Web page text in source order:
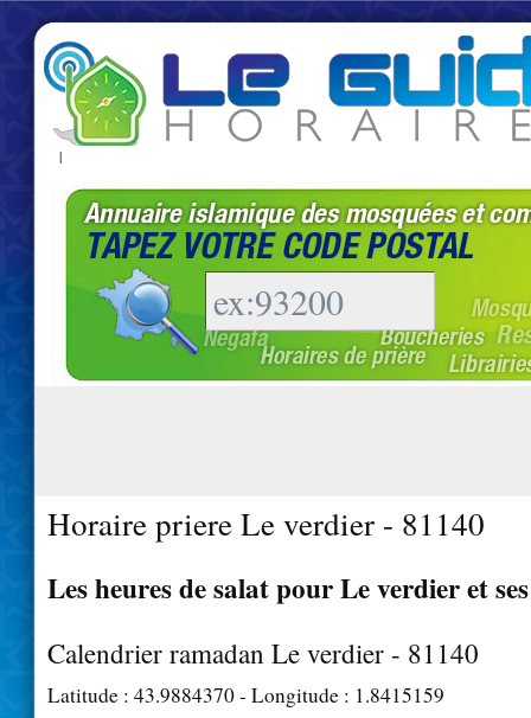
|
Horaire priere Le verdier - 81140
Les heures de salat pour Le verdier et
Calendrier ramadan Le verdier - 81140
Latitude : 43.9884370- Longitude : 1.8415159